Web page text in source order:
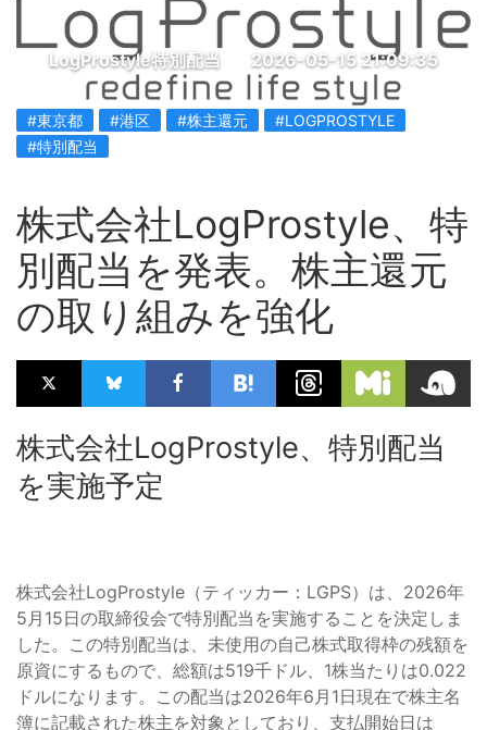
LogProstyle特別配当 2026-05-15 21:09:35
#東京都 #港区 #株主還元
#LOGPROSTYLE
#特別配当
株式会社LogProstyle、特
別配当を発表。株主還元
の取り組みを強化
株式会社LogProstyle、特別配当
を実施予定
株式会社LogProstyle（ティッカー：LGPS）は、2026年
5月15日の取締役会で特別配当を実施することを決定しま
した。この特別配当は、未使用の自己株式取得枠の残額を
原資にするもので、総額は519千ドル、1株当たりは0.022
ドルになります。この配当は2026年6月1日現在で株主名
簿に記載された株主を対象としており、支払開始日は